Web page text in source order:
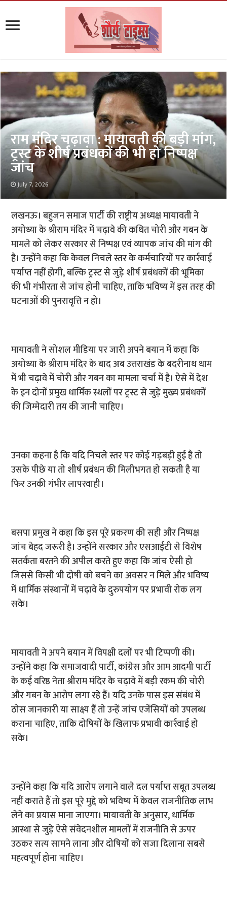
राम मंदिर चढ़ावा : मायावती की बड़ी मांग,
ट्रस्ट के शीर्ष प्रबंधकों की भी हो निष्पक्ष
जांच
July 7, 2026
लखनऊ। बहुजन समाज पार्टी की राष्ट्रीय अध्यक्ष मायावती ने
अयोध्या के श्रीराम मंदिर में चढ़ावे की कथित चोरी और गबन के
मामले को लेकर सरकार से निष्पक्ष एवं व्यापक जांच की मांग की
है। उन्होंने कहा कि केवल निचले स्तर के कर्मचारियों पर कार्रवाई
पर्याप्त नहीं होगी, बल्कि ट्रस्ट से जुड़े शीर्ष प्रबंधकों की भूमिका
की भी गंभीरता से जांच होनी चाहिए, ताकि भविष्य में इस तरह की
घटनाओं की पुनरावृत्ति न हो।
मायावती ने सोशल मीडिया पर जारी अपने बयान में कहा कि
अयोध्या के श्रीराम मंदिर के बाद अब उत्तराखंड के बदरीनाथ धाम
में भी चढ़ावे में चोरी और गबन का मामला चर्चा में है। ऐसे में देश
के इन दोनों प्रमुख धार्मिक स्थलों पर ट्रस्ट से जुड़े मुख्य प्रबंधकों
की जिम्मेदारी तय की जानी चाहिए।
उनका कहना है कि यदि निचले स्तर पर कोई गड़बड़ी हुई है तो
उसके पीछे या तो शीर्ष प्रबंधन की मिलीभगत हो सकती है या
फिर उनकी गंभीर लापरवाही।
बसपा प्रमुख ने कहा कि इस पूरे प्रकरण की सही और निष्पक्ष
जांच बेहद जरूरी है। उन्होंने सरकार और एसआईटी से विशेष
सतर्कता बरतने की अपील करते हुए कहा कि जांच ऐसी हो
जिससे किसी भी दोषी को बचने का अवसर न मिले और भविष्य
में धार्मिक संस्थानों में चढ़ावे के दुरुपयोग पर प्रभावी रोक लग
सके।
मायावती ने अपने बयान में विपक्षी दलों पर भी टिप्पणी की।
उन्होंने कहा कि समाजवादी पार्टी, कांग्रेस और आम आदमी पार्टी
के कई वरिष्ठ नेता श्रीराम मंदिर के चढ़ावे में बड़ी रकम की चोरी
और गबन के आरोप लगा रहे हैं। यदि उनके पास इस संबंध में
ठोस जानकारी या साक्ष्य हैं तो उन्हें जांच एजेंसियों को उपलब्ध
कराना चाहिए, ताकि दोषियों के खिलाफ प्रभावी कार्रवाई हो
सके।
उन्होंने कहा कि यदि आरोप लगाने वाले दल पर्याप्त सबूत उपलब्ध
नहीं कराते हैं तो इस पूरे मुद्दे को भविष्य में केवल राजनीतिक लाभ
लेने का प्रयास माना जाएगा। मायावती के अनुसार, धार्मिक
आस्था से जुड़े ऐसे संवेदनशील मामलों में राजनीति से ऊपर
उठकर सत्य सामने लाना और दोषियों को सजा दिलाना सबसे
महत्वपूर्ण होना चाहिए।